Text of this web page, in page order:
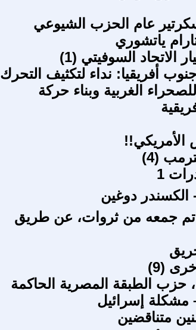
عام الحزب الشيوعي
ياتشوري
الاتحاد السوفيتي (1)
أفريقيا: نداء لتكثيف التحرك
الغربية وبناء حركة
الأمريكي!!
(4)
1
الكسندر دوغين
جمعه من ثروات، عن طريق
(9)
حزب الطبقة المصرية الحاكمة
متناقضين